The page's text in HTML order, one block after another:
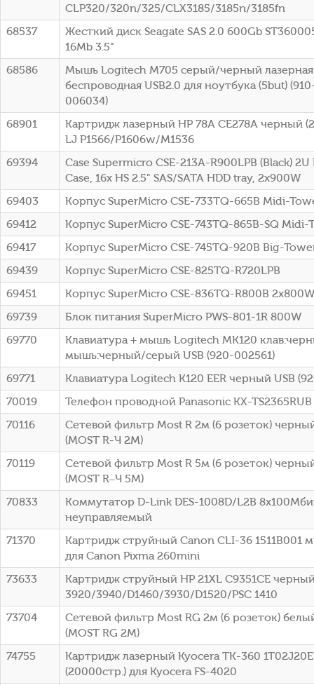
CLP320/320n/325/CLX3185/3185n/3185fn
68537
Жесткий диск Seagate SAS 2.0 600Gb
16Mb 3.5"
68586
Мышь Logitech M705 серый/черный лазерная
беспроводная USB2.0 для ноутбука (5but)
006034)
68901
Картридж лазерный HP 78A CE278A черный
LJ P1566/P1606w/M1536
69394
Case Supermicro CSE-213A-R900LPB (Black)
Case, 16x HS 2.5" SAS/SATA HDD tray, 2x900W
69403
Корпус SuperMicro CSE-733TQ-665B Midi-
69412
Корпус SuperMicro CSE-743TQ-865B-SQ Midi-
69417
Корпус SuperMicro CSE-745TQ-920B Big-
69439
Корпус SuperMicro CSE-825TQ-R720LPB
69451
Корпус SuperMicro CSE-836TQ-R800B
69739
Блок питания SuperMicro PWS-801-1R 800W
69770
Клавиатура + мышь Logitech MK120
мышь:черный/серый USB (920-002561)
69771
Клавиатура Logitech K120 EER черный USB
70019
Телефон проводной Panasonic KX-
70116
Сетевой фильтр Most R 2м (6 розеток)
(МОSТ R-Ч 2М)
70119
Сетевой фильтр Most R 5м (6 розеток)
(МОSТ R–Ч 5М)
70833
Коммутатор D-Link DES-1008D/L2B
неуправляемый
71370
Картридж струйный Canon CLI-36 1511B001
для Canon Pixma 260mini
73633
Картридж струйный HP 21XL C9351CE
3920/3940/D1460/3930/D1520/PSC 1410
73704
Сетевой фильтр Most RG 2м (6 розеток)
(МОSТ RG 2М)
74755
Картридж лазерный Kyocera TK-360
(20000стр.) для Kyocera FS-4020